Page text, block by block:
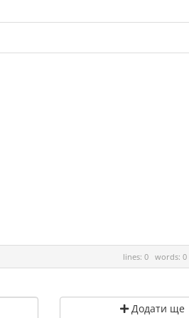
lines: 0 words: 0
Додати ще